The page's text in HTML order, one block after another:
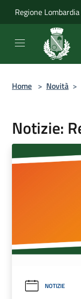
Regione Lombardia
Home > Novità >
Notizie:
NOTIZIE